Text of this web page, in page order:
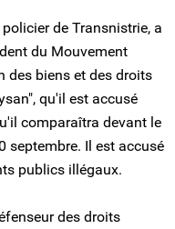
de Transnistrie, a
du Mouvement
des biens et des droits
qu'il est accusé
comparaîtra devant le
septembre. Il est accusé
publics illégaux.
des droits